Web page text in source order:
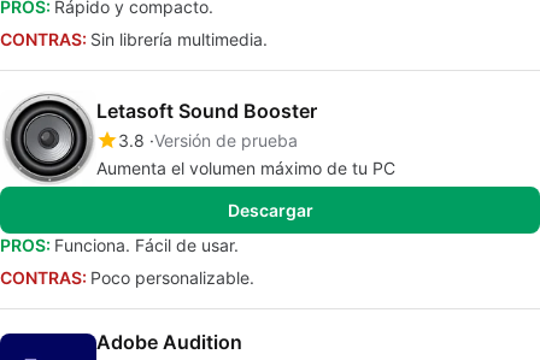
PROS: Rápido y compacto.
CONTRAS: Sin librería multimedia.
Letasoft Sound Booster
3.8 Versión de prueba
Aumenta el volumen máximo de tu PC
Descargar
PROS: Funciona. Fácil de usar.
CONTRAS: Poco personalizable.
Adobe Audition